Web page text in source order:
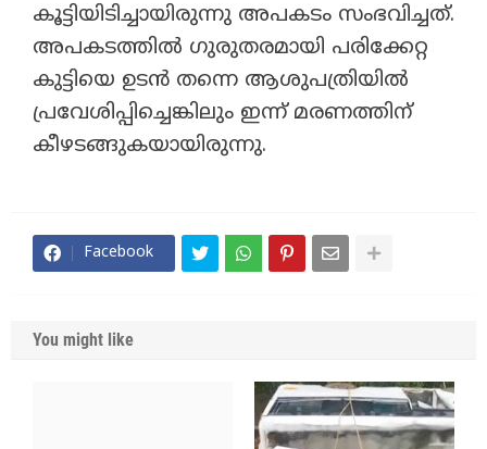
കൂട്ടിയിടിച്ചായിരുന്നു അപകടം സംഭവിച്ചത്.
അപകടത്തിൽ ഗുരുതരമായി പരിക്കേറ്റ
കുട്ടിയെ ഉടൻ തന്നെ ആശുപത്രിയിൽ
പ്രവേശിപ്പിച്ചെങ്കിലും ഇന്ന് മരണത്തിന്
കീഴടങ്ങുകയായിരുന്നു.
Facebook
You might like